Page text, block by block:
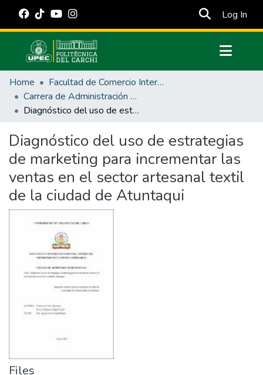
Log In
Communities & Collections
All of DSpace
Statistics
Estadísticas Externas
Manuales
Home
Facultad de Comercio Internacional, Integración, Administración y Economía Empresarial
Carrera de Administración de Empresas y Marketing
Diagnóstico del uso de estrategias de marketing para incrementar las ventas en el sector artesanal textil de la ciudad de Atuntaqui
Diagnóstico del uso de estrategias
de marketing para incrementar las
ventas en el sector artesanal textil
de la ciudad de Atuntaqui
Files